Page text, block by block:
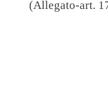
(Allegato-art.